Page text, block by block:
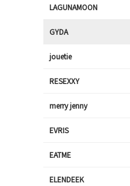
LAGUNAMOON
GYDA
jouetie
RESEXXY
merry jenny
EVRIS
EATME
ELENDEEK